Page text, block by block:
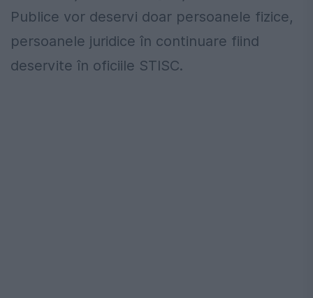
Publice vor deservi doar persoanele fizice,
persoanele juridice în continuare fiind
deservite în oficiile STISC.